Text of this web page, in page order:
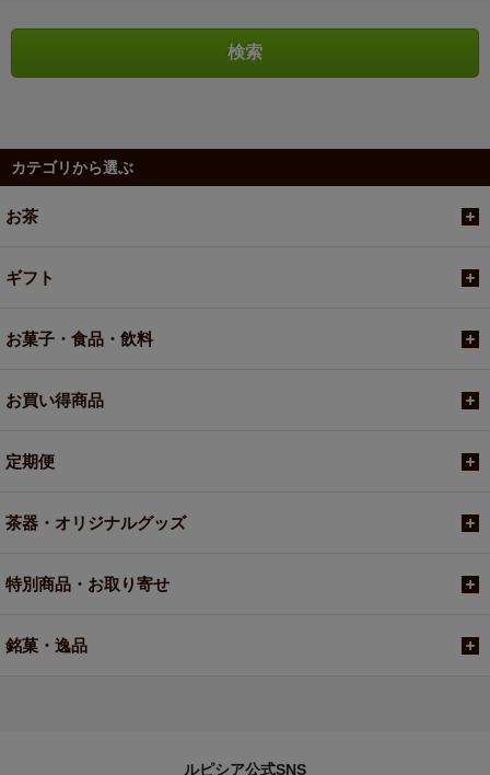
カテゴリから選ぶ
お茶
ギフト
お菓子・食品・飲料
お買い得商品
定期便
茶器・オリジナルグッズ
特別商品・お取り寄せ
銘菓・逸品
ルピシア公式SNS